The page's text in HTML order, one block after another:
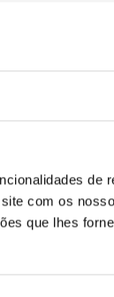
de
com os
que lhes